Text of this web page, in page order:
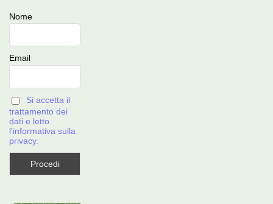
Nome
Email
Si accetta il
trattamento dei
dati e letto
l'informativa sulla
privacy.